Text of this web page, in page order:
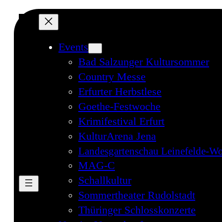
Events
Bad Salzunger Kultursommer
Country Messe
Erfurter Herbstlese
Goethe-Festwoche
Krimifestival Erfurt
KulturArena Jena
Landesgartenschau Leinefelde-
MAG-C
Schallkultur
Sommertheater Rudolstadt
Thüringer Schlosskonzerte